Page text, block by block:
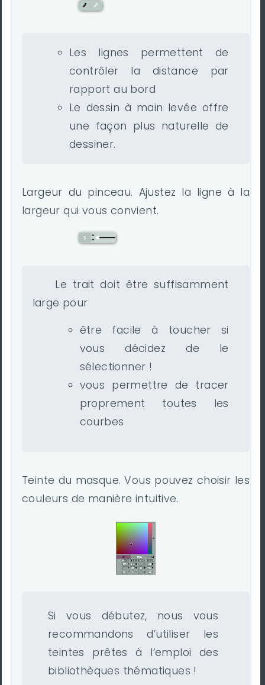
Les lignes permettent de
contrôler la distance par
rapport au bord
Le dessin à main levée offre
une façon plus naturelle de
dessiner.
Largeur du pinceau. Ajustez la ligne à la
largeur qui vous convient.
Le trait doit être suffisamment
large pour
être facile à toucher si
vous décidez de le
sélectionner !
vous permettre de tracer
proprement toutes les
courbes
Teinte du masque. Vous pouvez choisir les
couleurs de manière intuitive.
Si vous débutez, nous vous
recommandons d’utiliser les
teintes prêtes à l’emploi des
bibliothèques thématiques !